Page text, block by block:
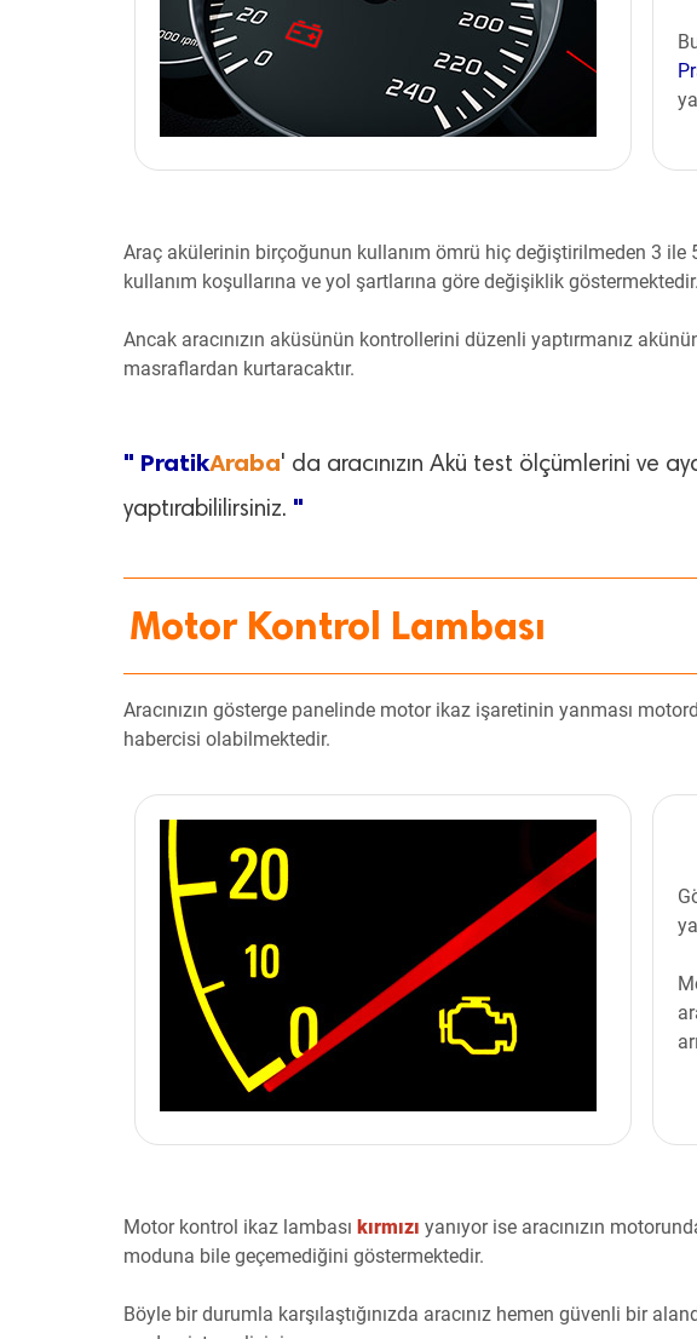
Araç akülerinin birçoğunun kullanım ömrü hiç değiştirilmeden 3 ile
kullanım koşullarına ve yol şartlarına göre değişiklik göstermektedir.
Ancak aracınızın aküsünün kontrollerini düzenli yaptırmanız
masraflardan kurtaracaktır.
" PratikAraba' da aracınızın Akü test ölçümlerini ve
yaptırabililirsiniz. "
Motor Kontrol Lambası
Aracınızın gösterge panelinde motor ikaz işaretinin yanması
habercisi olabilmektedir.
Motor kontrol ikaz lambası kırmızı yanıyor ise aracınızın
moduna bile geçemediğini göstermektedir.
Böyle bir durumla karşılaştığınızda aracınız hemen güvenli bir